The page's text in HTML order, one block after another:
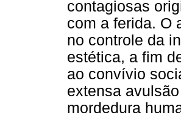
contagiosas
com a ferida. O
no controle da
estética, a fim
ao convívio
extensa
mordedura